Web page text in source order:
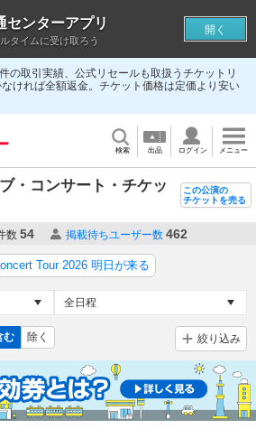
の取引実績、公式リセールも取扱うチケットリ
ければ全額返金。チケット価格は定価より安い
検索 出品 ログイン メニュー
・コンサート・チケッ
この公演の
チケットを売る
数 54 掲載待ちユーザー数 462
Tour 2026 明日が来る
む 除く 絞り込み
センターアプリ
タイムに受け取ろう
開く